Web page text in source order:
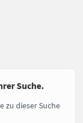
Suche.
zu dieser Suche